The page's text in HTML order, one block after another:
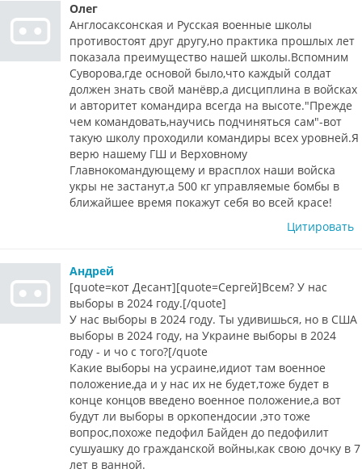
Олег
Англосаксонская и Русская военные школы
противостоят друг другу,но практика прошлых лет
показала преимущество нашей школы.Вспомним
Суворова,где основой было,что каждый солдат
должен знать свой манёвр,а дисциплина в войсках
и авторитет командира всегда на высоте."Прежде
чем командовать,научись подчиняться сам"-вот
такую школу проходили командиры всех уровней.Я
верю нашему ГШ и Верховному
Главнокомандующему и врасплох наши войска
укры не застанут,а 500 кг управляемые бомбы в
ближайшее время покажут себя во всей красе!
Цитировать
Андрей
[quote=кот Десант][quote=Сергей]Всем? У нас
выборы в 2024 году.[/quote]
У нас выборы в 2024 году. Ты удивишься, но в США
выборы в 2024 году, на Украине выборы в 2024
году - и чо с того?[/quote
Какие выборы на усраине,идиот там военное
положение,да и у нас их не будет,тоже будет в
конце концов введено военное положение,а вот
будут ли выборы в оркопендосии ,это тоже
вопрос,похоже педофил Байден до педофилит
сушуашку до гражданской войны,как свою дочку в 7
лет в ванной.